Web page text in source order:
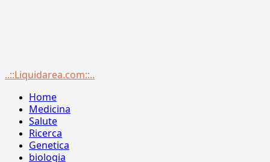
Menu
..::Liquidarea.com::..
Home
Medicina
Salute
Ricerca
Genetica
biologia